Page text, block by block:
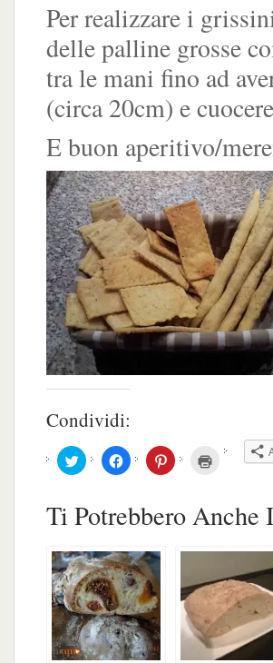
Per realizzare i
delle palline grosse
tra le mani fino ad
(circa 20cm) e
E buon aperitivo/
Condividi:
Fai
clic
su
Twitter
in
una
nuova
finestra)
Fai
clic
Facebook
(Si
una
nuova
finestra)
Fai
clic
su
Pinterest
finestra)
Fai
(Si
apre
nuova
Ti Potrebbero Anche